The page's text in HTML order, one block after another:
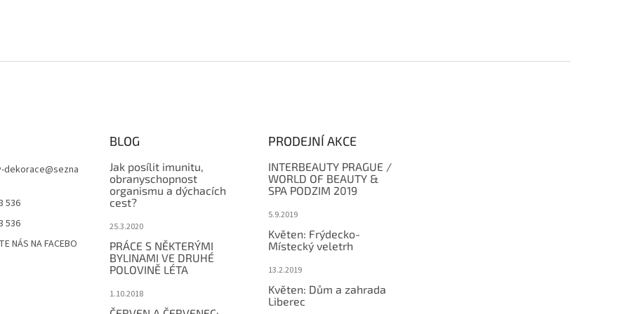
dekorace@sezna
536
536
NÁS NA FACEBO
BLOG
Jak posílit imunitu,
obranyschopnost
organismu a dýchacích
cest?
25.3.2020
PRÁCE S NĚKTERÝMI
BYLINAMI VE DRUHÉ
POLOVINĚ LÉTA
1.10.2018
PRODEJNÍ AKCE
INTERBEAUTY PRAGUE /
WORLD OF BEAUTY &
SPA PODZIM 2019
5.9.2019
Květen: Frýdecko-
Místecký veletrh
13.2.2019
Květen: Dům a zahrada
Liberec